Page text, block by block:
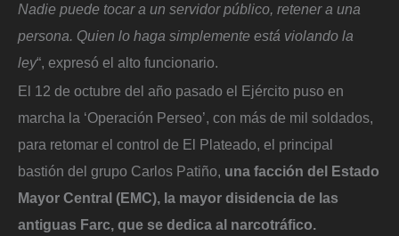
Nadie puede tocar a un servidor público, retener a una
persona. Quien lo haga simplemente está violando la
ley“, expresó el alto funcionario.
El 12 de octubre del año pasado el Ejército puso en
marcha la ‘Operación Perseo’, con más de mil soldados,
para retomar el control de El Plateado, el principal
bastión del grupo Carlos Patiño, una facción del Estado
Mayor Central (EMC), la mayor disidencia de las
antiguas Farc, que se dedica al narcotráfico.